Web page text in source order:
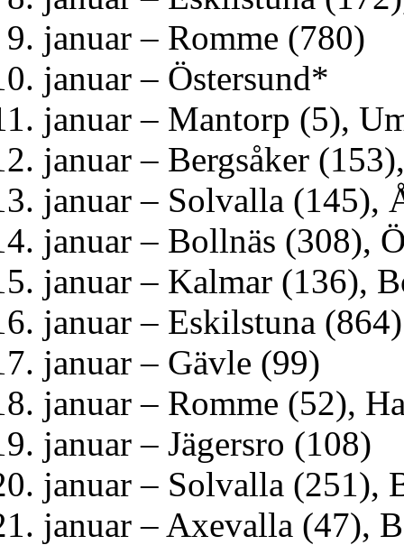
januar – Romme (780)
januar – Östersund*
januar – Mantorp (5),
januar – Bergsåker
januar – Solvalla (145),
januar – Bollnäs (308),
januar – Kalmar (136),
januar – Eskilstuna (864)
januar – Gävle (99)
januar – Romme (52),
januar – Jägersro (108)
januar – Solvalla (251),
januar – Axevalla (47),